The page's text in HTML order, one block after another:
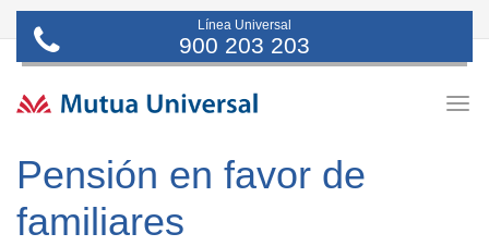
Línea Universal
900 203 203
Pensión en favor de
familiares